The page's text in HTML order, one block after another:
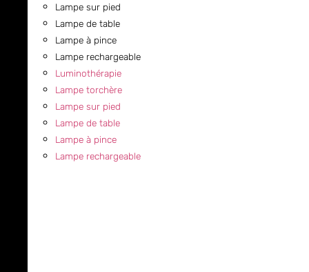
Lampe sur pied
Lampe de table
Lampe à pince
Lampe rechargeable
Luminothérapie
Lampe torchère
Lampe sur pied
Lampe de table
Lampe à pince
Lampe rechargeable